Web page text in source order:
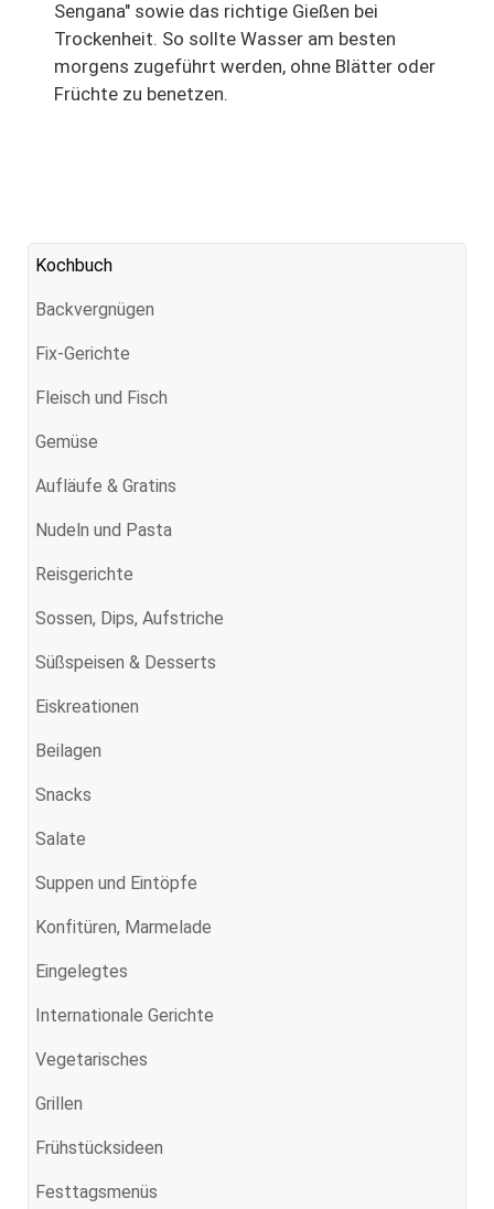
Sengana" sowie das richtige Gießen bei
Trockenheit. So sollte Wasser am besten
morgens zugeführt werden, ohne Blätter oder
Früchte zu benetzen.
Kochbuch
Backvergnügen
Fix-Gerichte
Fleisch und Fisch
Gemüse
Aufläufe & Gratins
Nudeln und Pasta
Reisgerichte
Sossen, Dips, Aufstriche
Süßspeisen & Desserts
Eiskreationen
Beilagen
Snacks
Salate
Suppen und Eintöpfe
Konfitüren, Marmelade
Eingelegtes
Internationale Gerichte
Vegetarisches
Grillen
Frühstücksideen
Festtagsmenüs